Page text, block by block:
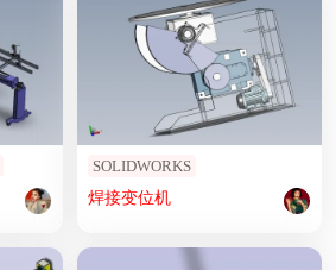
SOLIDWORKS
焊接变位机